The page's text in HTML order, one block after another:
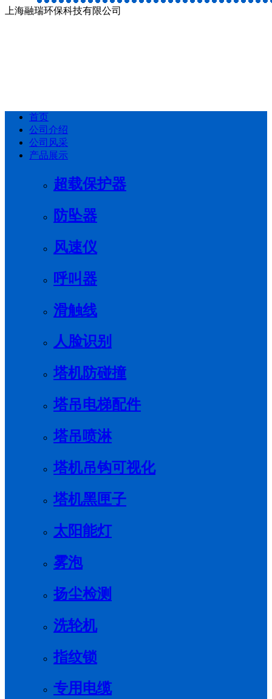
上海融瑞环保科技有限公司
首页
公司介绍
公司风采
产品展示
超载保护器
防坠器
风速仪
呼叫器
滑触线
人脸识别
塔机防碰撞
塔吊电梯配件
塔吊喷淋
塔机吊钩可视化
塔机黑匣子
太阳能灯
雾泡
扬尘检测
洗轮机
指纹锁
专用电缆